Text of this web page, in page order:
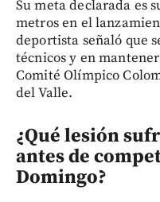
Su meta declarada es
metros en el
deportista señaló que
técnicos y en
Comité Olímpico
del Valle.
¿Qué lesión
antes de
Domingo?